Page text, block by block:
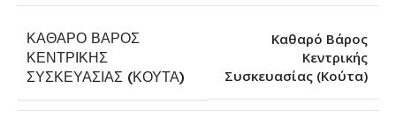
ΚΑΘΑΡΌ ΒΆΡΟΣ
ΚΕΝΤΡΙΚΉΣ
ΣΥΣΚΕΥΑΣΊΑΣ (ΚΟΎΤΑ)
Καθαρό Βάρος
Κεντρικής
Συσκευασίας (Κούτα)